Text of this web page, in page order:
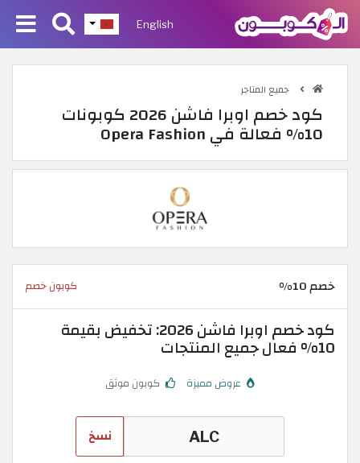
English
جميع المتاجر
كود خصم اوبرا فاشن 2026 كوبونات
10% فعالة في Opera Fashion
خصم 10% كوبون خصم
كود خصم اوبرا فاشن 2026: تخفيض بقيمة
10% فعال جميع المنتجات
عروض مميزة كوبون موثق
نسخ